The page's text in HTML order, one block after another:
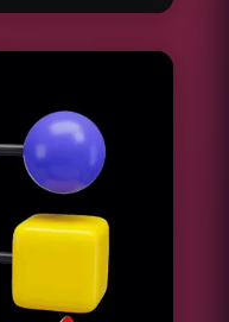
desarrollamos
gestión de
maximizar el
soluciones
clientes.